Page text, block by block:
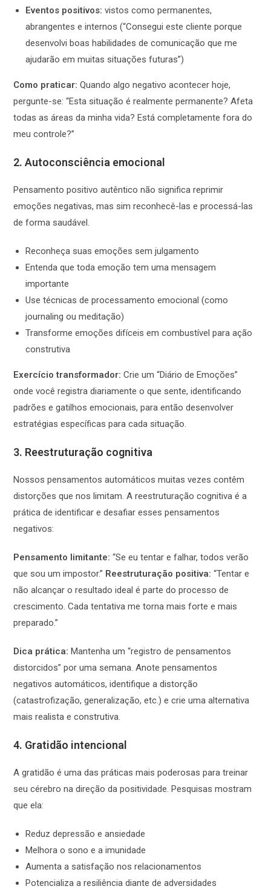
Eventos positivos: vistos como permanentes,
abrangentes e internos (“Consegui este cliente porque
desenvolvi boas habilidades de comunicação que me
ajudarão em muitas situações futuras”)
Como praticar: Quando algo negativo acontecer hoje,
pergunte-se: “Esta situação é realmente permanente? Afeta
todas as áreas da minha vida? Está completamente fora do
meu controle?”
2. Autoconsciência emocional
Pensamento positivo autêntico não significa reprimir
emoções negativas, mas sim reconhecê-las e processá-las
de forma saudável.
Reconheça suas emoções sem julgamento
Entenda que toda emoção tem uma mensagem
importante
Use técnicas de processamento emocional (como
journaling ou meditação)
Transforme emoções difíceis em combustível para ação
construtiva
Exercício transformador: Crie um “Diário de Emoções”
onde você registra diariamente o que sente, identificando
padrões e gatilhos emocionais, para então desenvolver
estratégias específicas para cada situação.
3. Reestruturação cognitiva
Nossos pensamentos automáticos muitas vezes contêm
distorções que nos limitam. A reestruturação cognitiva é a
prática de identificar e desafiar esses pensamentos
negativos:
Pensamento limitante: “Se eu tentar e falhar, todos verão
que sou um impostor.” Reestruturação positiva: “Tentar e
não alcançar o resultado ideal é parte do processo de
crescimento. Cada tentativa me torna mais forte e mais
preparado.”
Dica prática: Mantenha um “registro de pensamentos
distorcidos” por uma semana. Anote pensamentos
negativos automáticos, identifique a distorção
(catastrofização, generalização, etc.) e crie uma alternativa
mais realista e construtiva.
4. Gratidão intencional
A gratidão é uma das práticas mais poderosas para treinar
seu cérebro na direção da positividade. Pesquisas mostram
que ela:
Reduz depressão e ansiedade
Melhora o sono e a imunidade
Aumenta a satisfação nos relacionamentos
Potencializa a resiliência diante de adversidades